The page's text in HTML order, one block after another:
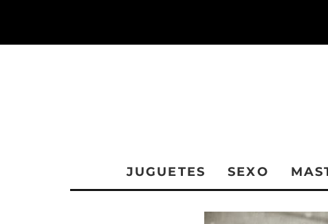
JUGUETES SEXO